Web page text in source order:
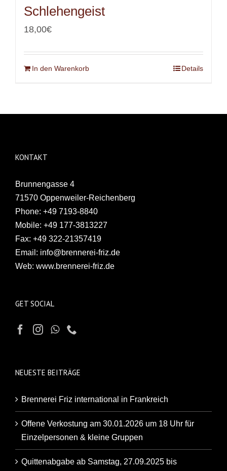
Schlehengeist
18,00€
In den Warenkorb Details
KONTAKT
Brunnengasse 4
71570 Oppenweiler-Reichenberg
Phone: +49 7193-8840
Mobile: +49 177-3813227
Fax: +49 322-21357419
Email: info@brennerei-friz.de
Web: www.brennerei-friz.de
GET SOCIAL
NEUESTE BEITRÄGE
Brennerei Friz international in Frankreich
Offene Verkostung am 30.01.2026 um 18 Uhr für
Einzelpersonen & kleine Gruppen
Quittenabgabe ab Samstag, 27.09.2025 bis